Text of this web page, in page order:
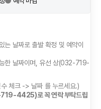
는 날짜로 출발 확정 및 예약이
한 날짜이며, 유선 상(032-719-
체크 -> 날짜 를 누르세요.)
719-4425)로 꼭 연락 부탁드립